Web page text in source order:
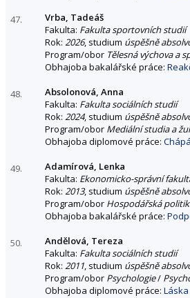
47.
Vrba, Tadeáš
Fakulta: Fakulta sportovních studií
Rok: 2026, studium úspěšně
Program/obor Tělesná výchova a
Obhajoba bakalářské práce:
48.
Absolonová, Anna
Fakulta: Fakulta sociálních studií
Rok: 2024, studium úspěšně
Program/obor Mediální studia a
Obhajoba diplomové práce:
49.
Adamírová, Lenka
Fakulta: Ekonomicko-správní
Rok: 2013, studium úspěšně
Program/obor Hospodářská
Obhajoba bakalářské práce:
50.
Andělová, Tereza
Fakulta: Fakulta sociálních studií
Rok: 2011, studium úspěšně
Program/obor Psychologie/
Obhajoba diplomové práce: